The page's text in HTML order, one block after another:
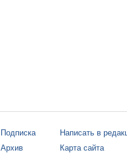
Подписка
Архив
Написать в
Карта сайта